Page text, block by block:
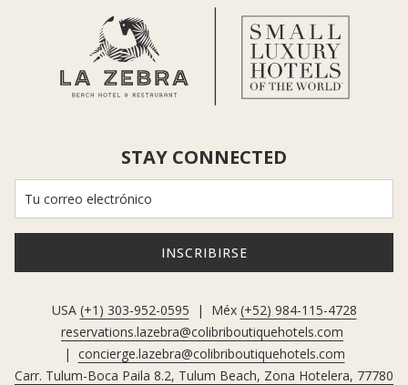
El espíritu de diciembre en Tulum es alegre pero relajado.
Piensa en el lujo descalzo con un toque caribeño.
Encontrarás cenas navideñas, eventos especiales, fiestas en la
playa y pop-ups gastronómicos, pero sin las aglomeraciones
playa crean experiencias inmersivas y toda la costa vibra con
una energía creativa y festiva.
Es festivo, pero sigue siendo Tulum.
Comienza la temporada de festivales
festivales de Tulum. Desde encuentros de música electrónica
hasta retiros espirituales y de bienestar, la zona se convierte en
un punto de encuentro global para creativos, viajeros y amantes
de la música.
STAY CONNECTED
INSCRIBIRSE
USA (+1) 303-952-0595 | Méx (+52) 984-115-4728
reservations.lazebra@colibriboutiquehotels.com
| concierge.lazebra@colibriboutiquehotels.com
Carr. Tulum-Boca Paila 8.2, Tulum Beach, Zona Hotelera, 77780